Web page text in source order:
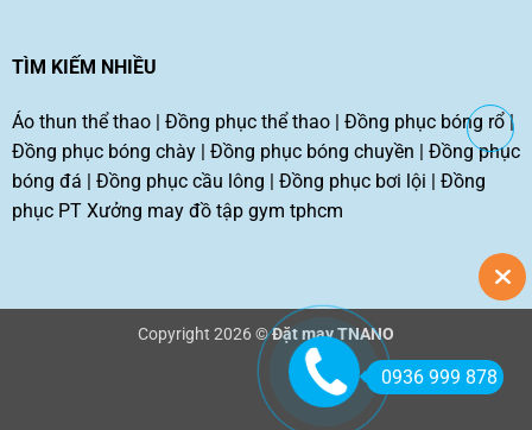
TÌM KIẾM NHIỀU
Áo thun thể thao| Đồng phục thể thao| Đồng phục bóng rổ|
Đồng phục bóng chày| Đồng phục bóng chuyền | Đồng phục
bóng đá | Đồng phục cầu lông | Đồng phục bơi lội | Đồng
phục PT Xưởng may đồ tập gym tphcm
Copyright 2026 ©Đặt may TNANO
0936 999 878